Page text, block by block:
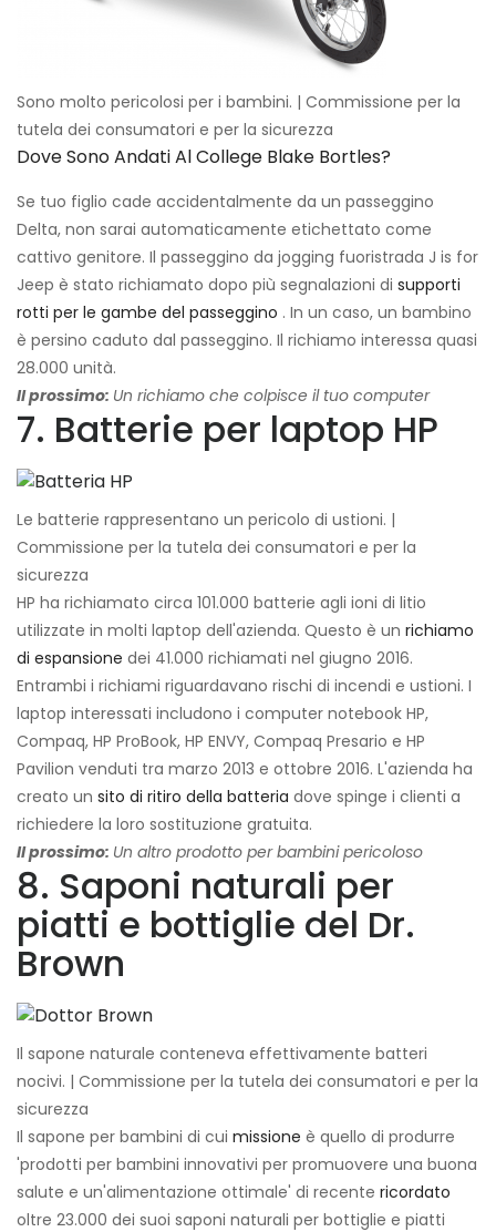
Sono molto pericolosi per i bambini. | Commissione per la
tutela dei consumatori e per la sicurezza
Dove Sono Andati Al College Blake Bortles?
Se tuo figlio cade accidentalmente da un passeggino
Delta, non sarai automaticamente etichettato come
cattivo genitore. Il passeggino da jogging fuoristrada J is for
Jeep è stato richiamato dopo più segnalazioni di supporti
rotti per le gambe del passeggino . In un caso, un bambino
è persino caduto dal passeggino. Il richiamo interessa quasi
28.000 unità.
Il prossimo: Un richiamo che colpisce il tuo computer
7. Batterie per laptop HP
Le batterie rappresentano un pericolo di ustioni. |
Commissione per la tutela dei consumatori e per la
sicurezza
HP ha richiamato circa 101.000 batterie agli ioni di litio
utilizzate in molti laptop dell'azienda. Questo è un richiamo
di espansione dei 41.000 richiamati nel giugno 2016.
Entrambi i richiami riguardavano rischi di incendi e ustioni. I
laptop interessati includono i computer notebook HP,
Compaq, HP ProBook, HP ENVY, Compaq Presario e HP
Pavilion venduti tra marzo 2013 e ottobre 2016. L'azienda ha
creato un sito di ritiro della batteria dove spinge i clienti a
richiedere la loro sostituzione gratuita.
Il prossimo: Un altro prodotto per bambini pericoloso
8. Saponi naturali per
piatti e bottiglie del Dr.
Brown
Il sapone naturale conteneva effettivamente batteri
nocivi. | Commissione per la tutela dei consumatori e per la
sicurezza
Il sapone per bambini di cui missione è quello di produrre
'prodotti per bambini innovativi per promuovere una buona
salute e un'alimentazione ottimale' di recente ricordato
oltre 23.000 dei suoi saponi naturali per bottiglie e piatti